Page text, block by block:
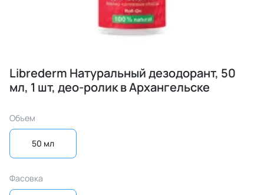
Librederm Натуральный дезодорант, 50
мл, 1 шт, део-ролик в Архангельске
Объем
50 мл
Фасовка